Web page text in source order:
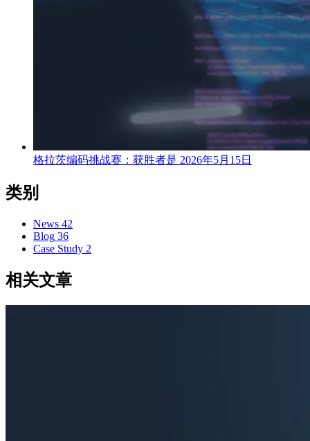
格拉茨编码挑战赛：获胜者是 2026年5月15日
类别
News 42
Blog 36
Case Study 2
相关文章